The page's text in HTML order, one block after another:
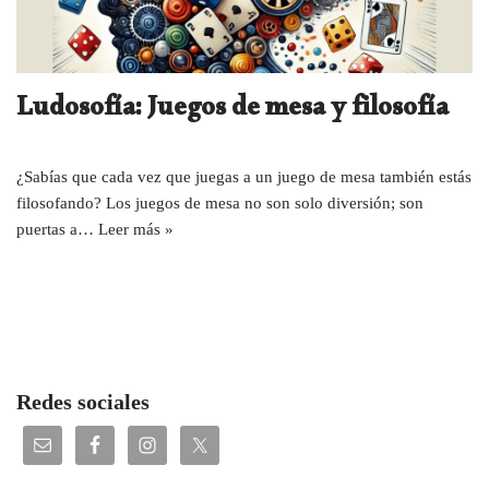
Ludosofía: Juegos de mesa y filosofía
¿Sabías que cada vez que juegas a un juego de mesa también estás
filosofando? Los juegos de mesa no son solo diversión; son
puertas a… Leer más »
Redes sociales